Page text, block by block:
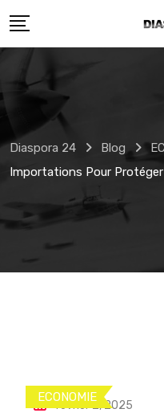
to
Diaspora 24 Blog
Importations Pour Protéger
ECONOMIE
février 2, 2025